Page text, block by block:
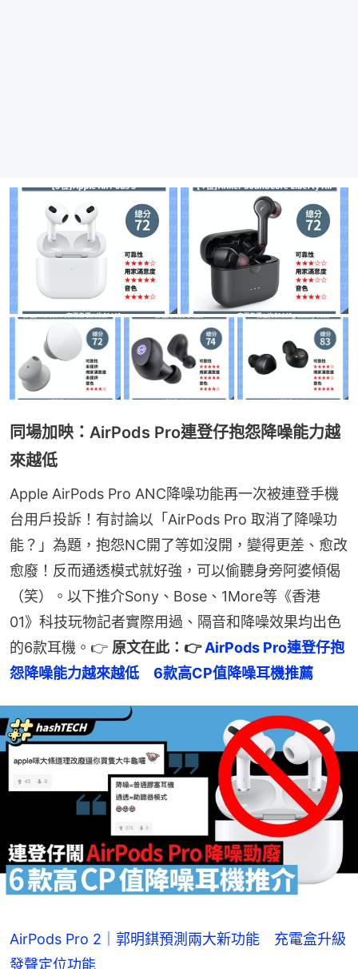
同場加映：AirPods Pro連登仔抱怨降噪能力越
來越低
Apple AirPods Pro ANC降噪功能再一次被連登手機
台用戶投訴！有討論以「AirPods Pro 取消了降噪功
能？」為題，抱怨NC開了等如沒開，變得更差、愈改
愈廢！反而通透模式就好強，可以偷聽身旁阿婆傾偈
（笑）。以下推介Sony、Bose、1More等《香港
01》科技玩物記者實際用過、隔音和降噪效果均出色
的6款耳機。👉 原文在此：👉 AirPods Pro連登仔抱
怨降噪能力越來越低　6款高CP值降噪耳機推薦
AirPods Pro 2｜郭明錤預測兩大新功能 充電盒升級
發聲定位功能